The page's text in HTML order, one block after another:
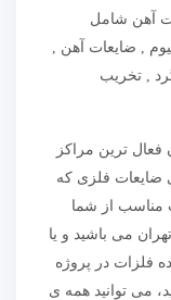
آهن شامل
, ضایعات آهن ,
, تخریب
فعال ترین مراکز
ضایعات فلزی که
مناسب از شما
می باشید و یا
فلزات در پروژه
می توانید همه ی